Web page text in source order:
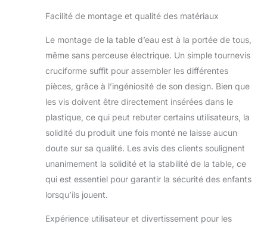
enfants peuvent
même temps. Les
plus grands
peuvent jouer à
l'étage supérieur et
vider les petits
seaux, tandis que
les plus petits
peuvent s'amuser à
éclabousser l'eau
flippers latérales.
Ainsi, les enfants
motrices et leur
Facilité de montage et qualité des matériaux
Le montage de la table d’eau est à la portée de tous,
même sans perceuse électrique. Un simple tournevis
cruciforme suffit pour assembler les différentes
pièces, grâce à l’ingéniosité de son design. Bien que
les vis doivent être directement insérées dans le
plastique, ce qui peut rebuter certains utilisateurs, la
solidité du produit une fois monté ne laisse aucun
doute sur sa qualité. Les avis des clients soulignent
unanimement la solidité et la stabilité de la table, ce
qui est essentiel pour garantir la sécurité des enfants
lorsqu’ils jouent.
Expérience utilisateur et divertissement pour les